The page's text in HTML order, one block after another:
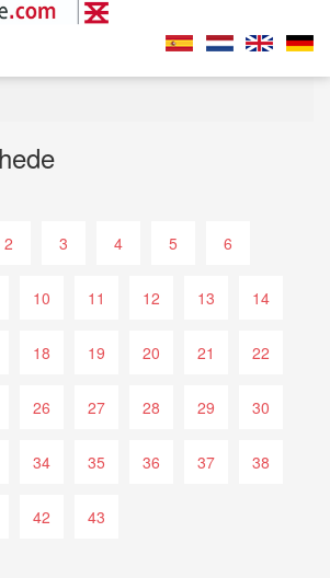
2 3 4 5 6
10 11 12 13 14
18 19 20 21 22
26 27 28 29 30
34 35 36 37 38
42 43